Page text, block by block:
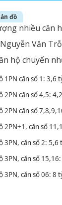
đồ
nhiều căn
Văn
hộ chuyển
1PN căn số 1: 3,6
2PN căn số 4,5:
2PN căn số
2PN+1, căn số
3PN, căn số 2: 5,6
3PN, căn số
3PN, căn số 06: 8